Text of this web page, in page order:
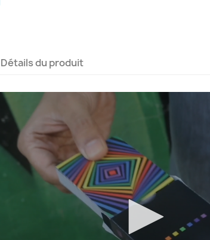
Détails du produit